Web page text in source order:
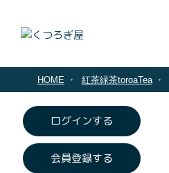
HOME 紅茶緑茶toroaTea
ログインする
会員登録する